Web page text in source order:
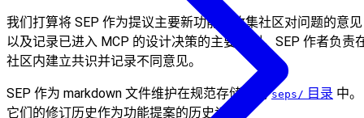
我们打算将 SEP 作为提议主要新功能、收集社区对问题的意见
以及记录已进入 MCP 的设计决策的主要机制。SEP 作者负责
社区内建立共识并记录不同意见。
SEP 作为 markdown 文件维护在规范存储库的seps/ 目录 中。
它们的修订历史作为功能提案的历史记录。